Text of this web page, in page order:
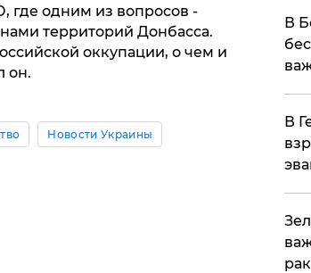
где одним из вопросов -
территорий Донбасса.
оккупации, о чем и
он.
Новости Украины
В
В